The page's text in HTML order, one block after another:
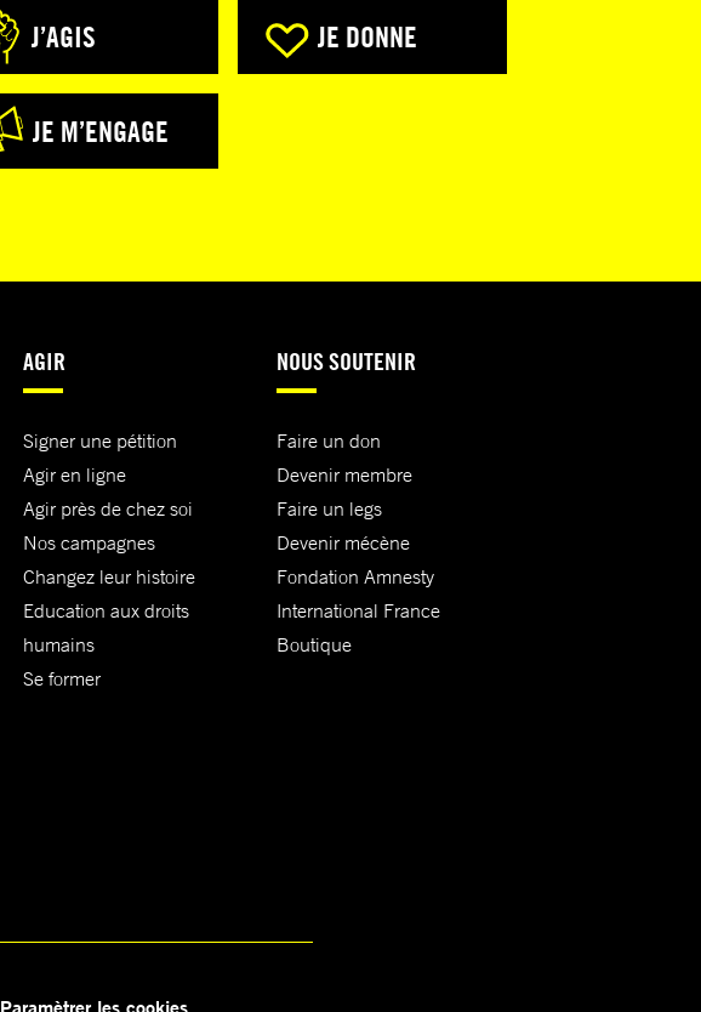
J’AGIS JE DONNE
JE M’ENGAGE
AGIR
Signer une pétition
Agir en ligne
Agir près de chez soi
Nos campagnes
Changez leur histoire
Education aux droits
humains
Se former
NOUS SOUTENIR
Faire un don
Devenir membre
Faire un legs
Devenir mécène
Fondation Amnesty
International France
Boutique
Paramètrer les cookies